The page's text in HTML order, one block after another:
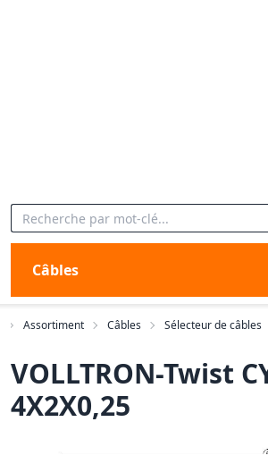
Câbles
Assortiment Câbles Sélecteur de câbles
VOLLTRON-Twist
4X2X0,25